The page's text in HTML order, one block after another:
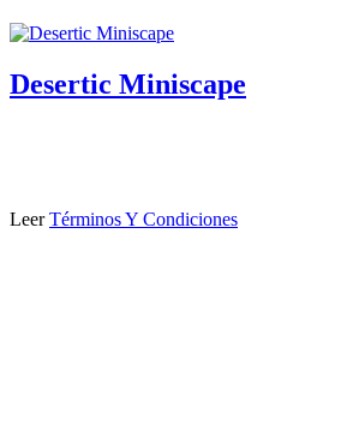
Desertic Miniscape
LeerTérminos Y Condiciones